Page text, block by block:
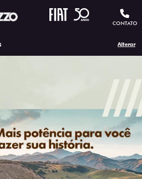
CONTATO
Alterar